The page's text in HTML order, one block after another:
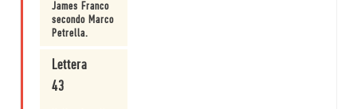
James Franco
secondo Marco
Petrella.
Lettera
43